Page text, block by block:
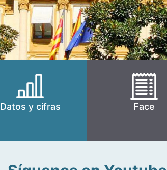
Datos y cifras Face